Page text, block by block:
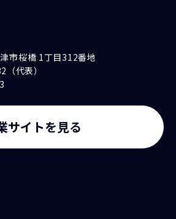
市桜橋 1丁目312番地
（代表）
サイトを見る